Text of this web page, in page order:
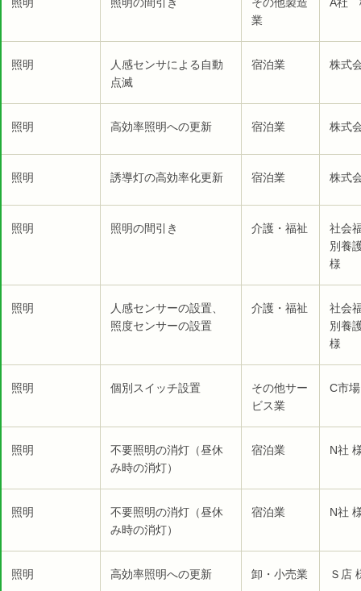
業
照明
人感センサによる自動
点滅
宿泊業 株式
照明 高効率照明への更新 宿泊業 株式
照明 誘導灯の高効率化更新 宿泊業 株式
照明 照明の間引き 介護・福祉
社会
別養
様
照明
人感センサーの設置、
照度センサーの設置
介護・福祉
社会
別養
様
照明 個別スイッチ設置
その他サー
ビス業
C市
照明
不要照明の消灯（昼休
み時の消灯）
宿泊業 N社
照明
不要照明の消灯（昼休
み時の消灯）
宿泊業 N社
照明 高効率照明への更新 卸・小売業 Ｓ店